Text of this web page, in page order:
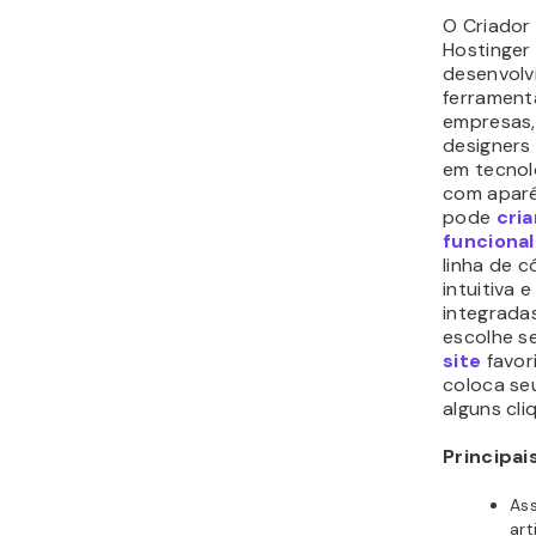
O
em
com
pode
funcional
linha de
intuitiva e
escolhe
site
coloca
alguns